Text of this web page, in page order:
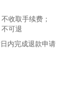
收取手续费；
可退
内完成退款申请